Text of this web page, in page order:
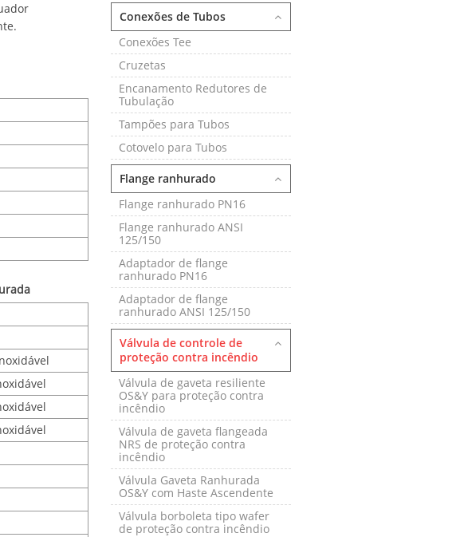
Conexões de Tubos
Conexões Tee
Cruzetas
Encanamento Redutores de
Tubulação
Tampões para Tubos
Cotovelo para Tubos
Flange ranhurado
Flange ranhurado PN16
Flange ranhurado ANSI
125/150
Adaptador de flange
ranhurado PN16
Adaptador de flange
ranhurado ANSI 125/150
Válvula de controle de
proteção contra incêndio
Válvula de gaveta resiliente
OS&Y para proteção contra
incêndio
Válvula de gaveta flangeada
NRS de proteção contra
incêndio
Válvula Gaveta Ranhurada
OS&Y com Haste Ascendente
Válvula borboleta tipo wafer
de proteção contra incêndio